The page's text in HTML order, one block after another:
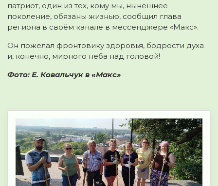
патриот, один из тех, кому мы, нынешнее
поколение, обязаны жизнью, сообщил глава
региона в своём канале в мессенджере «Макс».
Он пожелал фронтовику здоровья, бодрости духа
и, конечно, мирного неба над головой!
Фото: Е. Ковальчук в «Макс»